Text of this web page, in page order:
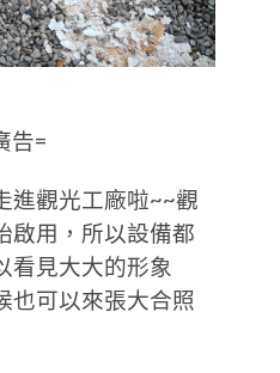
告=
進觀光工廠啦~~觀
啟用，所以設備都
看見大大的形象
也可以來張大合照